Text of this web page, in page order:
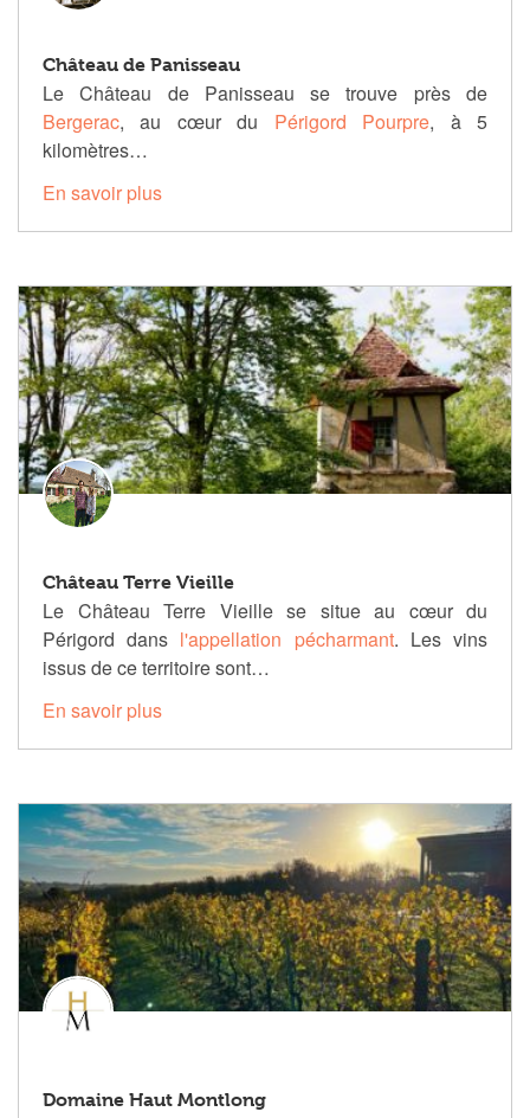
Château de Panisseau
Le Château de Panisseau se trouve près de
Bergerac, au cœur du Périgord Pourpre, à 5
kilomètres…
En savoir plus
Château Terre Vieille
Le Château Terre Vieille se situe au cœur du
Périgord dans l'appellation pécharmant. Les vins
issus de ce territoire sont…
En savoir plus
Domaine Haut Montlong